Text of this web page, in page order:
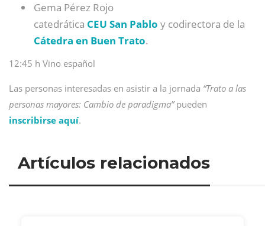
Gema Pérez Rojo
catedrática CEU San Pablo y codirectora de la
Cátedra en Buen Trato.
12:45 h Vino español
Las personas interesadas en asistir a la jornada “Trato a las
personas mayores: Cambio de paradigma”pueden
inscribirse aquí.
Artículos relacionados